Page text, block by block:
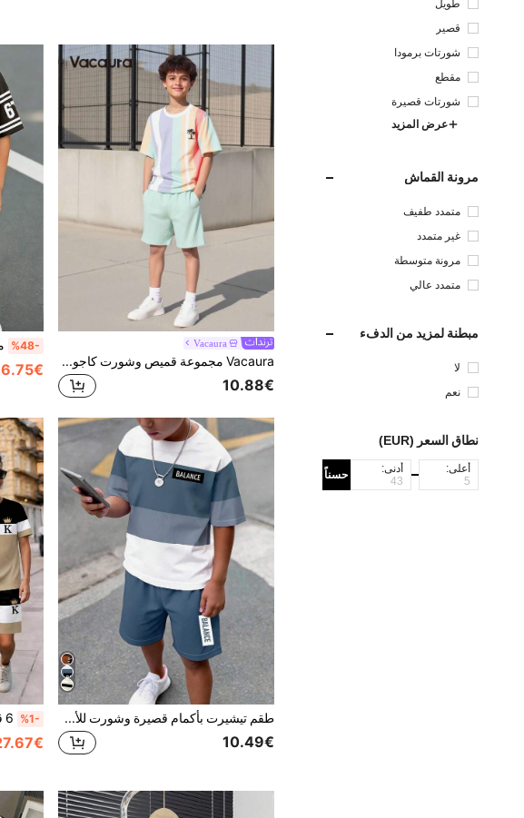
طويل
قصير
شورتات برمودا
مقطع
شورتات قصيرة
عرض المزيد
مرونة القماش
متمدد طفيف
غير متمدد
مرونة متوسطة
متمدد عالي
مبطنة لمزيد من الدفء
لا
نعم
نطاق السعر (EUR)
أعلى: أدنى: حسناً
Vacaura
Vacaura مجموعة قميص وشورت كاجوال للأولاد بطبعات مخططة وجرافيك، مناسبة للارتداء اليومي والأنشطة الخارجية 2 قطعة
10.88€
%48-
6.75€
طقم تيشيرت بأكمام قصيرة وشورت للأولاد المراهقين، بتصميم بسيط وعصري، مناسب للصيف، بطباعة هندسية كلاسيكية باردة، وطباعة شعار صغير أنيق
10.49€
%1-